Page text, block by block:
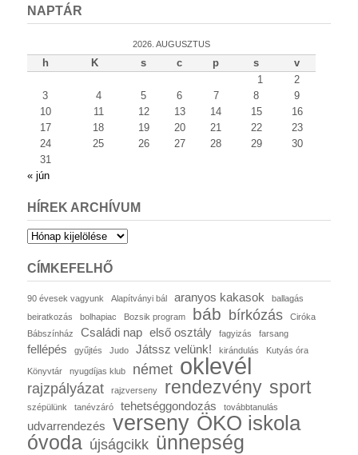
NAPTÁR
2026. AUGUSZTUS
h K s c p s
v
1
2
3
4 5 6 7 8
9
10
11 12 13 14 15
16
17
18 19 20 21 22
23
24
25 26 27 28 29
30
31
« jún
HÍREK ARCHÍVUM
Hírek
CÍMKEFELHŐ
90 évesek vagyunk Alapítványi bál aranyos kakasok
ballagás
beiratkozás
bolhapiac Bozsik program báb bírkózás
Ciróka
Bábszínház
Családi nap első osztály fagyizás farsang
fellépés gyűjtés Judo Játssz velünk! kirándulás Kutyás óra
Könyvtár nyugdíjas klub német oklevél
rajzpályázat rajzverseny rendezvény sport
szépülünk tanévzáró tehetséggondozás továbbtanulás
udvarrendezés verseny ÖKO iskola
óvoda újságcikk ünnepség